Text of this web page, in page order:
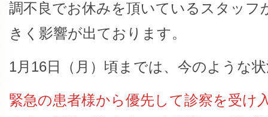
調不良でお休みを頂いているスタッフ
きく影響が出ております。
1月16日（月）頃までは、今のような
緊急の患者様から優先して診察を受け